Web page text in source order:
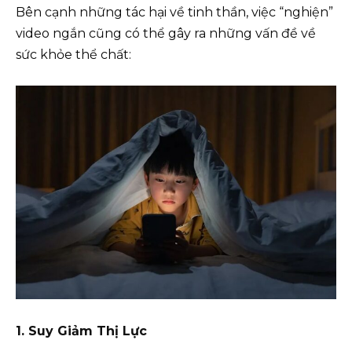
Bên cạnh những tác hại về tinh thần, việc “nghiện”
video ngắn cũng có thể gây ra những vấn đề về
sức khỏe thể chất:
1. Suy Giảm Thị Lực